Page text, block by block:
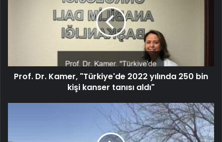
Prof. Dr. Kamer, "Türkiye'de 2022 yılında 250 bin
kişi kanser tanısı aldı"